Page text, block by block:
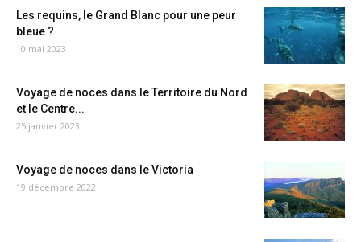
Les requins, le Grand Blanc pour une peur
bleue ?
10 mai 2023
Voyage de noces dans le Territoire du Nord
et le Centre...
25 janvier 2023
Voyage de noces dans le Victoria
19 décembre 2022